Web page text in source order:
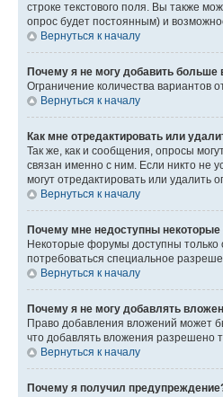
строке текстового поля. Вы также
опрос будет постоянным) и
Вернуться к началу
Почему я не могу добавить больше
Ограничение количества вариантов
Вернуться к началу
Как мне отредактировать или
Так же, как и сообщения, опросы
связан именно с ним. Если никто не
могут отредактировать или удалить
Вернуться к началу
Почему мне недоступны
Некоторые форумы доступны только
потребоваться специальное
Вернуться к началу
Почему я не могу добавлять
Право добавления вложений может
что добавлять вложения разрешено
Вернуться к началу
Почему я получил